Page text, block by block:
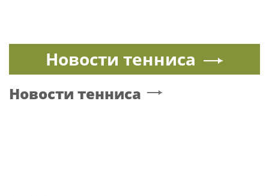
Новости тенниса
Новости тенниса